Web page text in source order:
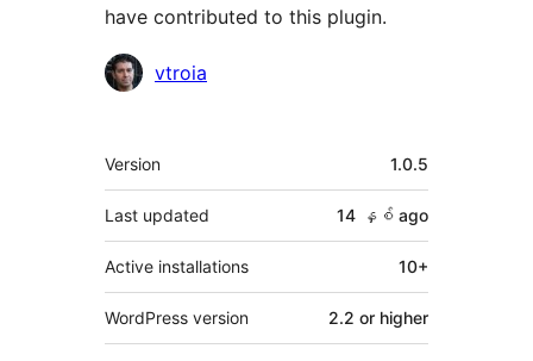
have contributed to this plugin.
Contributors
vtroia
Meta
Version 1.0.5
Last updated 14 နှစ် ago
Active installations 10+
WordPress version 2.2 or higher